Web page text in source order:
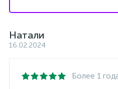
Натали
16.02.2024
Более 1